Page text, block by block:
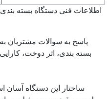
اطلاعات فنی دستگاه بسته
پاسخ به سوالات مشتریان
بسته بندی، اثر دوخت،
ساختار این دستگاه